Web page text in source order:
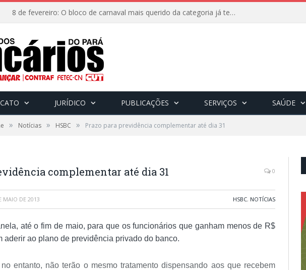
8 de fevereiro: O bloco de carnaval mais querido da categoria já tem data. Vem pro CarnaBancários 2025!
JURÍDICO PUBLICAÇÕES SERVIÇOS SAÚDE
» Notícias » HSBC » Prazo para previdência complementar até dia 31
complementar até dia 31 0
MAIO DE 2013 HSBC, NOTÍCIAS
até o fim de maio, para que os funcionários que ganham menos de R$
aderir ao plano de previdência privado do banco.
entanto, não terão o mesmo tratamento dispensando aos que recebem